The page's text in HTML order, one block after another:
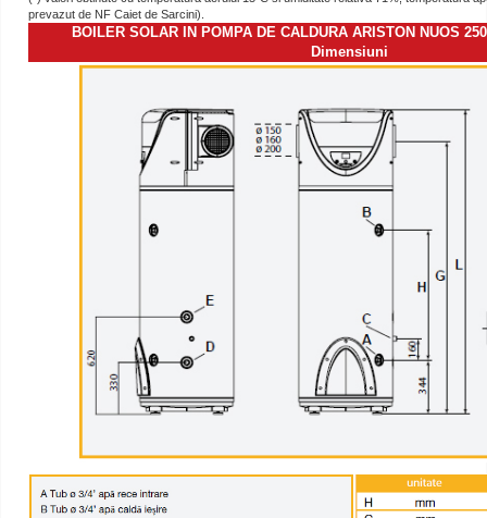
prevazut de NF Caiet de Sarcini).
BOILER SOLAR IN POMPA DE CALDURA ARISTON NUOS
Dimensiuni